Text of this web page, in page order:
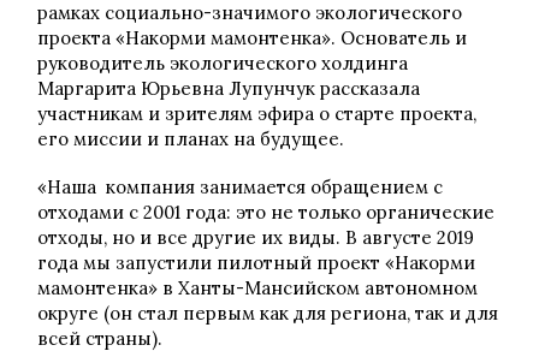
рамках социально-значимого экологического
проекта «Накорми мамонтенка». Основатель и
руководитель экологического холдинга
Маргарита Юрьевна Лупунчук рассказала
участникам и зрителям эфира о старте проекта,
его миссии и планах на будущее.
«Наша компания занимается обращением с
отходами с 2001 года: это не только органические
отходы, но и все другие их виды. В августе 2019
года мы запустили пилотный проект «Накорми
мамонтенка» в Ханты-Мансийском автономном
округе (он стал первым как для региона, так и для
всей страны).